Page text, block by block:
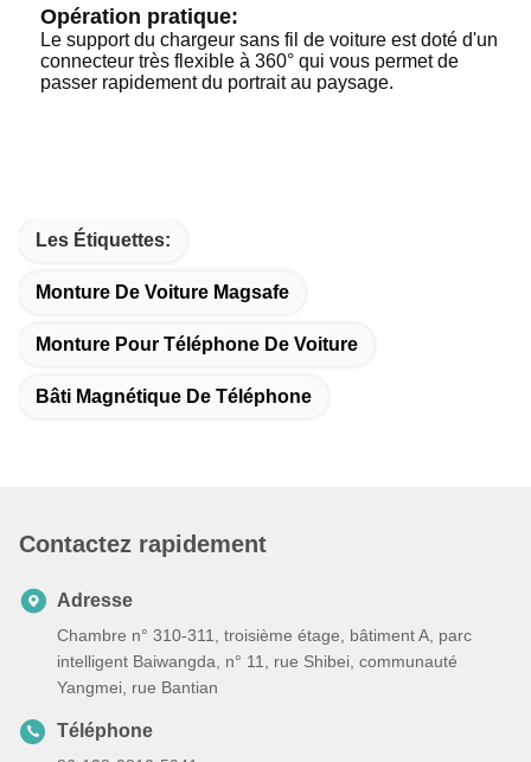
Opération pratique:
Le support du chargeur sans fil de voiture est doté d'un
connecteur très flexible à 360° qui vous permet de
passer rapidement du portrait au paysage.
Les Étiquettes:
Monture De Voiture Magsafe
Monture Pour Téléphone De Voiture
Bâti Magnétique De Téléphone
Contactez rapidement
Adresse
Chambre n° 310-311, troisième étage, bâtiment A, parc
intelligent Baiwangda, n° 11, rue Shibei, communauté
Yangmei, rue Bantian
Téléphone